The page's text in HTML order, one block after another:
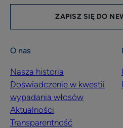
ZAPISZ SIĘ DO
O nas
Nasza historia
Doświadczenie w kwestii
wypadania włosów
Aktualności
Transparentność